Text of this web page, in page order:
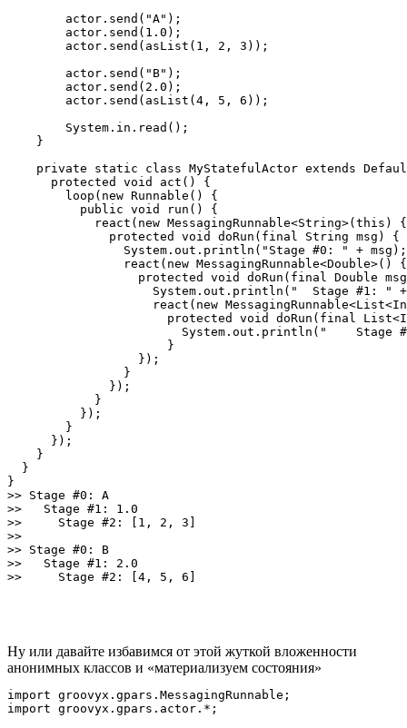
        actor.send("A");
        actor.send(1.0);
        actor.send(asList(1, 2, 3));
        actor.send("B");
        actor.send(2.0);
        actor.send(asList(4, 5, 6));
        System.in.read();
    }
private static class MyStatefulActor extends
      protected void act() {
        loop(new Runnable() {
          public void run() {
            react(new MessagingRunnable<String>(this) {
              protected void doRun(final String msg) {
                System.out.println("Stage #0: " + msg);
                react(new MessagingRunnable<Double>() {
protected void doRun(final Double
System.out.println("  Stage #1: "
react(new
protected void doRun(final
System.out.println("    Stage
                      }
                  });
                }
              });
            }
          });
        }
      });
    }
  }
}
>> Stage #0: A
>>   Stage #1: 1.0
>>     Stage #2: [1, 2, 3]
>>
>> Stage #0: B
>>   Stage #1: 2.0
Ну или давайте избавимся от этой жуткой вложенности
анонимных классов и «материализуем состояния»
import groovyx.gpars.MessagingRunnable;
import groovyx.gpars.actor.*;